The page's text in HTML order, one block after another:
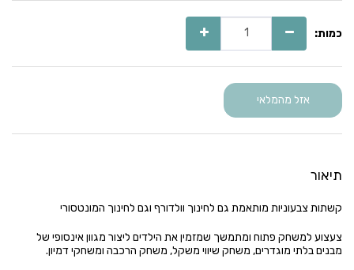
כמות:
אזל מהמלאי
תיאור
קשתות צבעוניות מותאמת גם לחינוך וולדורף וגם לחינוך המונטסורי
צעצוע למשחק פתוח ומתמשך שמזמין את הילדים ליצור מגוון אינסופי של
מבנים בלתי מוגדרים, משחק שיווי משקל, משחק הרכבה ומשחקי דמיון.